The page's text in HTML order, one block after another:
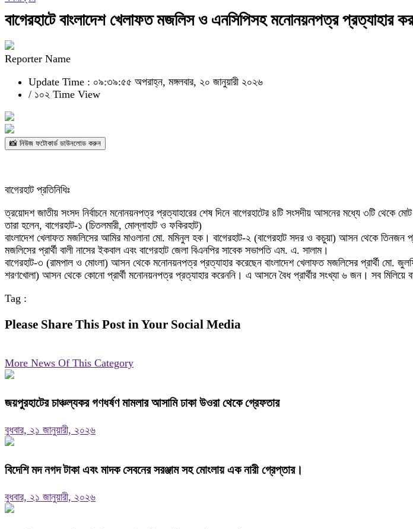
বাগেরহাটে বাংলাদেশ খেলাফত মজলিস ও এনসিপিসহ মনোনয়নপত্র প্রত্যাহার
Reporter Name
Update Time : ০৯:৩৯:৫৫ অপরাহ্ন, মঙ্গলবার, ২০ জানুয়ারী ২০২৬
/ ১০২ Time View
📸 নিউজ ফটোকার্ড ডাউনলোড করুন
বাগেরহাট প্রতিনিধিঃ
ত্রয়োদশ জাতীয় সংসদ নির্বাচনে মনোনয়নপত্র প্রত্যাহারের শেষ দিনে বাগেরহাটের ৪টি সংসদীয় আসনের মধ্যে ৩টি থেকে
তারা হলেন, বাগেরহাট-১ (চিতলমারী, মোল্লাহাট ও ফকিরহাট)
বাংলাদেশ খেলাফত মজলিসের আমির মাওলানা মো. মমিনুল হক। বাগেরহাট-২ (বাগেরহাট সদর ও কচুয়া) আসন থেকে তিনজন
মজলিসের প্রার্থী বালী নাসের ইকবাল এবং বাগেরহাট জেলা বিএনপির সাবেক সভাপতি এম. এ. সালাম।
বাগেরহাট-৩ (রামপাল ও মোংলা) আসন থেকে মনোনয়নপত্র প্রত্যাহার করেছেন বাংলাদেশ খেলাফত মজলিসের প্রার্থী মো.
শরণখোলা) আসন থেকে কোনো প্রার্থী মনোনয়নপত্র প্রত্যাহার করেননি। এ আসনে বৈধ প্রার্থীর সংখ্যা ৬ জন। সব মিলিয়ে
Tag :
Please Share This Post in Your Social Media
More News Of This Category
জয়পুরহাটের চাঞ্চল্যকর গণধর্ষণ মামলার আসামি ঢাকা উওরা থেকে গ্রেফতার
বুধবার, ২১ জানুয়ারী, ২০২৬
বিদেশি মদ নগদ টাকা এবং মাদক সেবনের সরঞ্জাম সহ মোংলায় এক নারী গ্রেপ্তার।
বুধবার, ২১ জানুয়ারী, ২০২৬